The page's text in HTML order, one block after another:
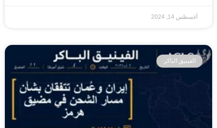
أغسطس 14, 2024
الفينيق الباكر